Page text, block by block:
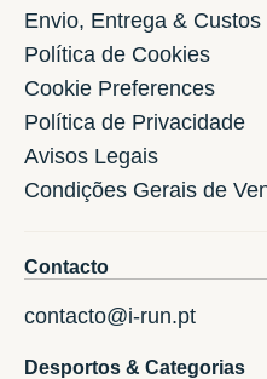
Envio, Entrega & Custos
Política de Cookies
Cookie Preferences
Política de Privacidade
Avisos Legais
Condições Gerais de
Contacto
contacto@i-run.pt
Desportos & Categorias